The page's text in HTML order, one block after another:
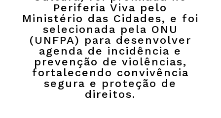
Periferia Viva pelo
Ministério das Cidades, e foi
selecionada pela ONU
(UNFPA) para desenvolver
agenda de incidência e
prevenção de violências,
fortalecendo convivência
segura e proteção de
direitos.